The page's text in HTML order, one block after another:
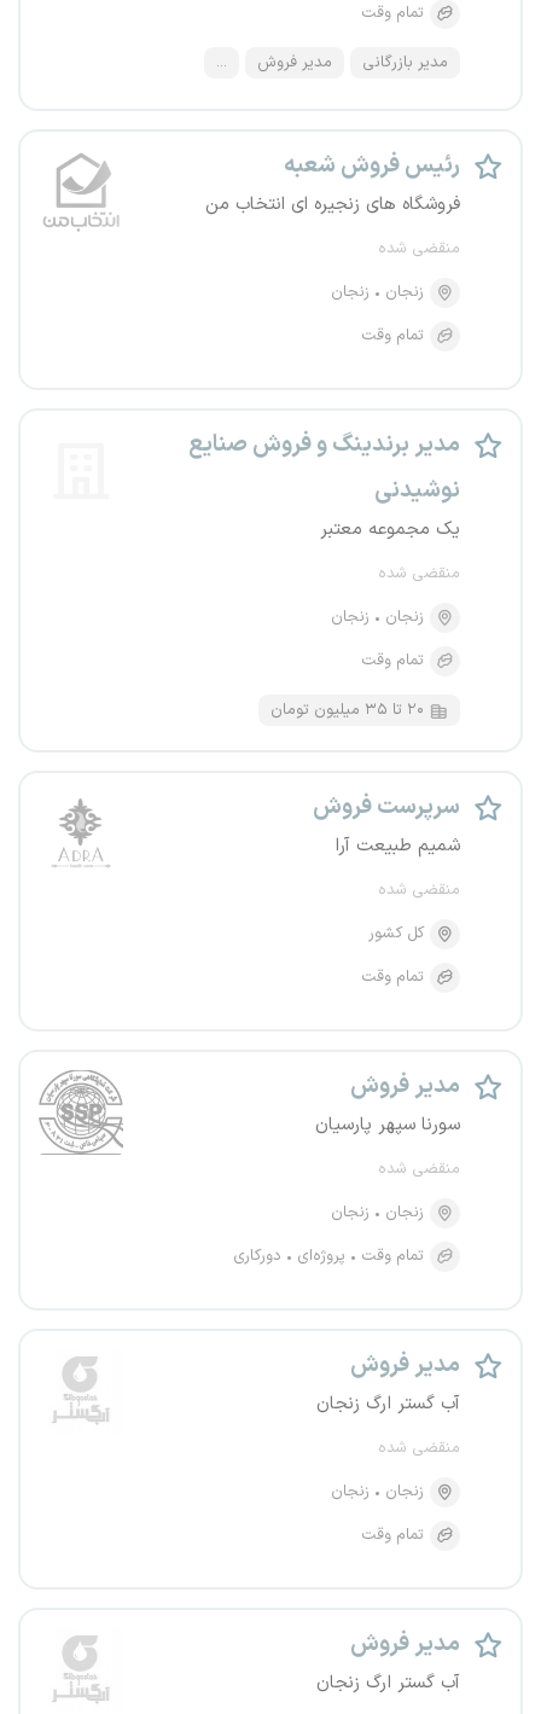
تمام وقت
مدیر بازرگانی مدیر فروش ...
رئیس فروش شعبه
فروشگاه های زنجیره ای انتخاب من
منقضی شده
زنجان
زنجان
تمام وقت
مدیر برندینگ و فروش صنایع
نوشیدنی
یک مجموعه معتبر
منقضی شده
زنجان
زنجان
تمام وقت
۲۰ تا ۳۵ میلیون تومان
سرپرست فروش
شمیم طبیعت آرا
منقضی شده
کل کشور
تمام وقت
مدیر فروش
سورنا سپهر پارسیان
منقضی شده
زنجان
زنجان
تمام وقت
پروژه‌ای دورکاری
مدیر فروش
آب گستر ارگ زنجان
منقضی شده
زنجان
زنجان
تمام وقت
مدیر فروش
آب گستر ارگ زنجان